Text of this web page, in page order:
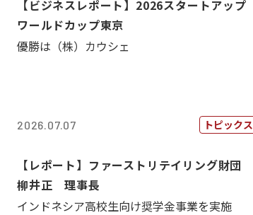
【ビジネスレポート】2026スタートアップ
ワールドカップ東京
優勝は（株）カウシェ
2026.07.07 トピックス
【レポート】ファーストリテイリング財団
柳井正 理事長
インドネシア高校生向け奨学金事業を実施